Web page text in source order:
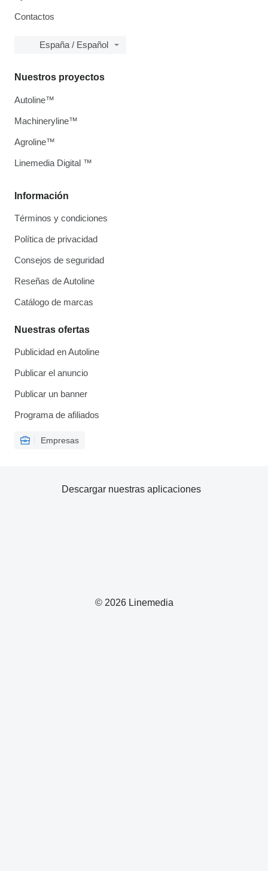
Contactos
España / Español
Información
Términos y condiciones
Política de privacidad
Consejos de seguridad
Reseñas de Autoline
Catálogo de marcas
Nuestras ofertas
Publicidad en Autoline
Publicar el anuncio
Publicar un banner
Programa de afiliados
Empresas
Nuestros proyectos
Autoline™
Machineryline™
Agroline™
Linemedia Digital ™
© 2026 Linemedia
Descargar nuestras aplicaciones